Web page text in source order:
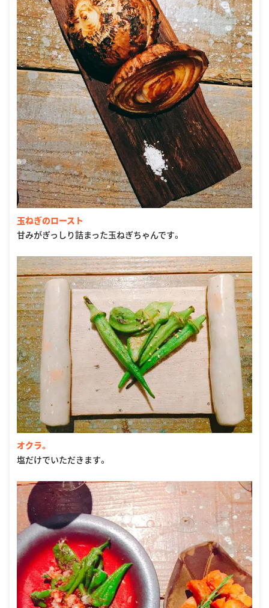
玉ねぎのロースト
甘みがぎっしり詰まった玉ねぎちゃんです。
オクラ。
塩だけでいただきます。